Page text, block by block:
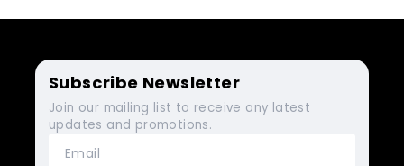
Subscribe Newsletter
Join our mailing list to receive any latest
updates and promotions.